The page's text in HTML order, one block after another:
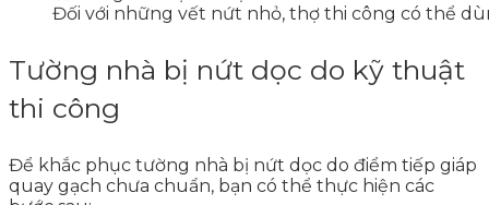
Đối với những vết nứt nhỏ, thợ thi công có thể
Tường nhà bị nứt dọc do kỹ thuật
thi công
Để khắc phục tường nhà bị nứt dọc do điểm tiếp giáp
quay gạch chưa chuẩn, bạn có thể thực hiện các